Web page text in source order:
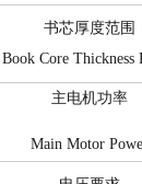
书芯厚度范围
Book Core Thickness
主电机功率
Main Motor